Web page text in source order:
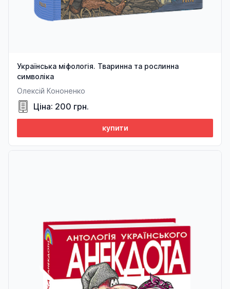
Українська міфологія. Тваринна та рослинна
символіка
Олексій Кононенко
Ціна: 200 грн.
купити